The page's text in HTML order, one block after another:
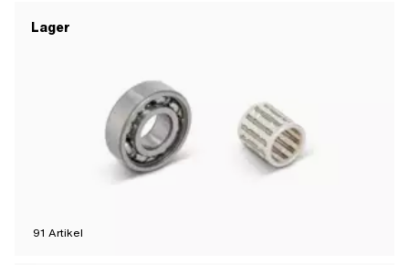
Lager
91 Artikel